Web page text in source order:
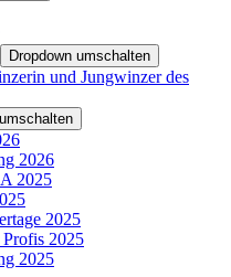
Dropdown umschalten
und Jungwinzer des
2026
2025
2025
2025
2025